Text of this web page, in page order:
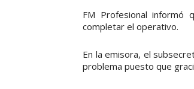
FM Profesional informó
completar el operativo.
En la emisora, el
problema puesto que